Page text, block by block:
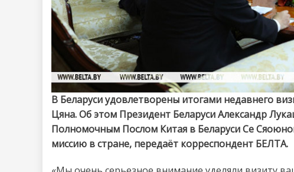
В Беларуси удовлетворены итогами недавнего
Цяна. Об этом Президент Беларуси Александр
Полномочным Послом Китая в Беларуси Се
миссию в стране, передаёт корреспондент БЕЛТА.